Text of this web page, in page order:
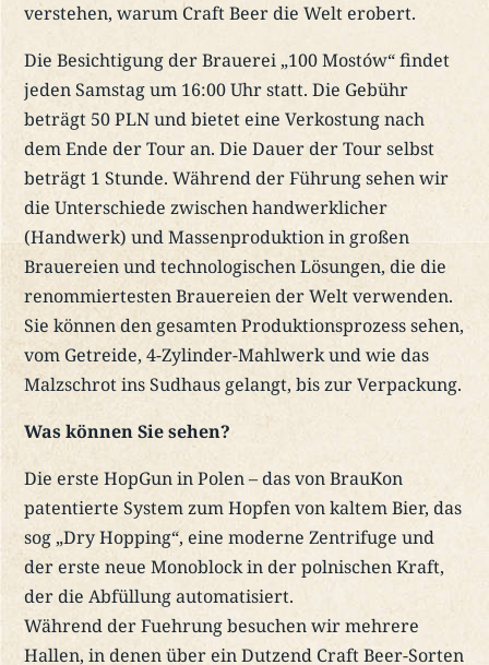
verstehen, warum Craft Beer die Welt erobert.
Die Besichtigung der Brauerei „100 Mostów“ findet
jeden Samstag um 16:00 Uhr statt. Die Gebühr
beträgt 50 PLN und bietet eine Verkostung nach
dem Ende der Tour an. Die Dauer der Tour selbst
beträgt 1 Stunde. Während der Führung sehen wir
die Unterschiede zwischen handwerklicher
(Handwerk) und Massenproduktion in großen
Brauereien und technologischen Lösungen, die die
renommiertesten Brauereien der Welt verwenden.
Sie können den gesamten Produktionsprozess sehen,
vom Getreide, 4-Zylinder-Mahlwerk und wie das
Malzschrot ins Sudhaus gelangt, bis zur Verpackung.
Was können Sie sehen?
Die erste HopGun in Polen – das von BrauKon
patentierte System zum Hopfen von kaltem Bier, das
sog „Dry Hopping“, eine moderne Zentrifuge und
der erste neue Monoblock in der polnischen Kraft,
der die Abfüllung automatisiert.
Während der Fuehrung besuchen wir mehrere
Hallen, in denen über ein Dutzend Craft Beer-Sorten